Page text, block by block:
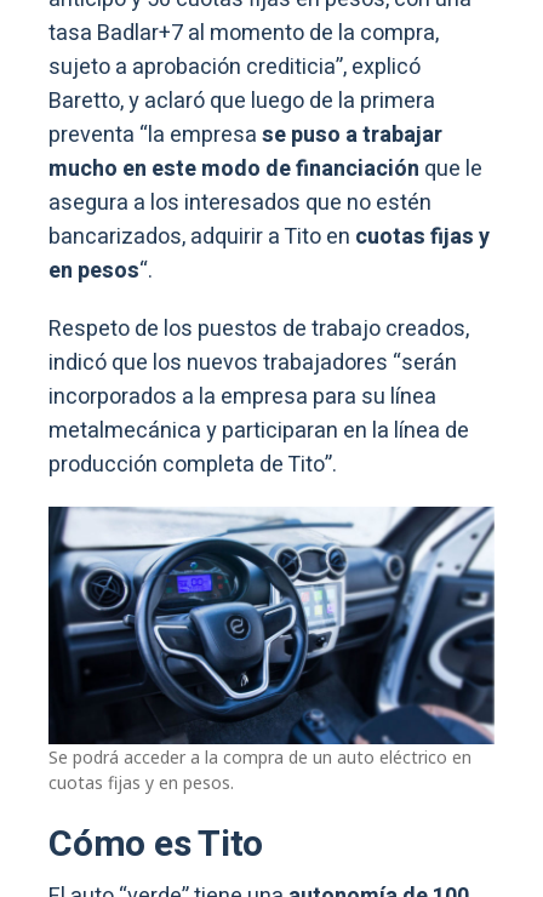
tasa Badlar+7 al momento de la compra,
sujeto a aprobación crediticia”, explicó
Baretto, y aclaró que luego de la primera
preventa “la empresase puso a trabajar
mucho en este modo de financiación que le
asegura a los interesados que no estén
bancarizados, adquirir a Tito en cuotas fijas y
en pesos“.
Respeto de los puestos de trabajo creados,
indicó que los nuevos trabajadores “serán
incorporados a la empresa para su línea
metalmecánica y participaran en la línea de
producción completa de Tito”.
Se podrá acceder a la compra de un auto eléctrico en
cuotas fijas y en pesos.
Cómo es Tito